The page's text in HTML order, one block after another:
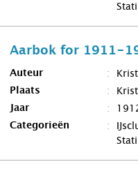
Aarbok for 1911-
Auteur
Plaats
Jaar
Categorieën